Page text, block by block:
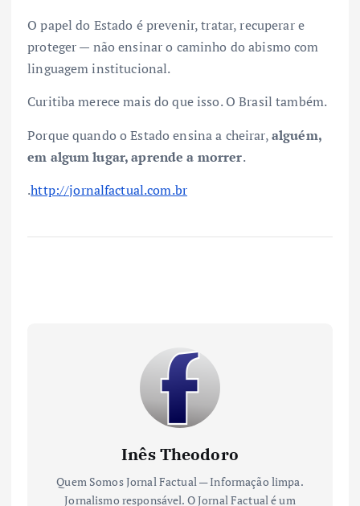
O papel do Estado é prevenir, tratar, recuperar e
proteger — não ensinar o caminho do abismo com
linguagem institucional.
Curitiba merece mais do que isso. O Brasil também.
Porque quando o Estado ensina a cheirar,alguém,
em algum lugar, aprende a morrer.
.http://jornalfactual.com.br
Inês Theodoro
Quem Somos Jornal Factual — Informação limpa.
Jornalismo responsável. O Jornal Factual é um